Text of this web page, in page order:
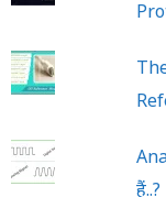
हैं..?